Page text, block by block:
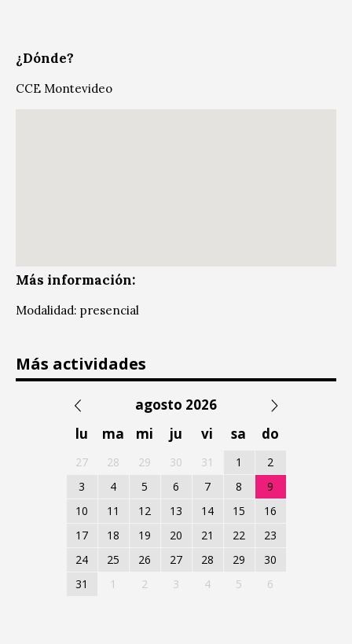
¿Dónde?
CCE Montevideo
Más información:
Modalidad: presencial
Más actividades
agosto 2026
lu
ma mi ju vi sa do
27 28 29 30 31 1
2
3
4 5 6 7 8
9
10
11 12 13 14 15
16
17
18 19 20 21 22
23
24
25 26 27 28 29
30
31
1 2 3 4 5 6